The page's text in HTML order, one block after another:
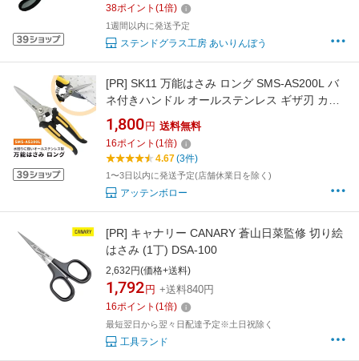
38ポイント (1倍)
1週間以内に発送予定
ステンドグラス工房 あいりんぼう
[PR] SK11 万能はさみ ロング SMS-AS200L バ
ネ付きハンドル オールステンレス ギザ刃 カー
ブ刃 錆に強い スプリング付 キッチン 調理用 藤
原産業
1,800 円 送料無料
16ポイント (1倍)
4.67(3件)
1〜3日以内に発送予定(店舗休業日を除く)
アッテンボロー
[PR] キャナリー CANARY 蒼山日菜監修 切り絵
はさみ (1丁) DSA-100
2,632円(価格+送料)
1,792 円 +送料840円
16ポイント (1倍)
最短翌日から翌々日配達予定※土日祝除く
工具ランド